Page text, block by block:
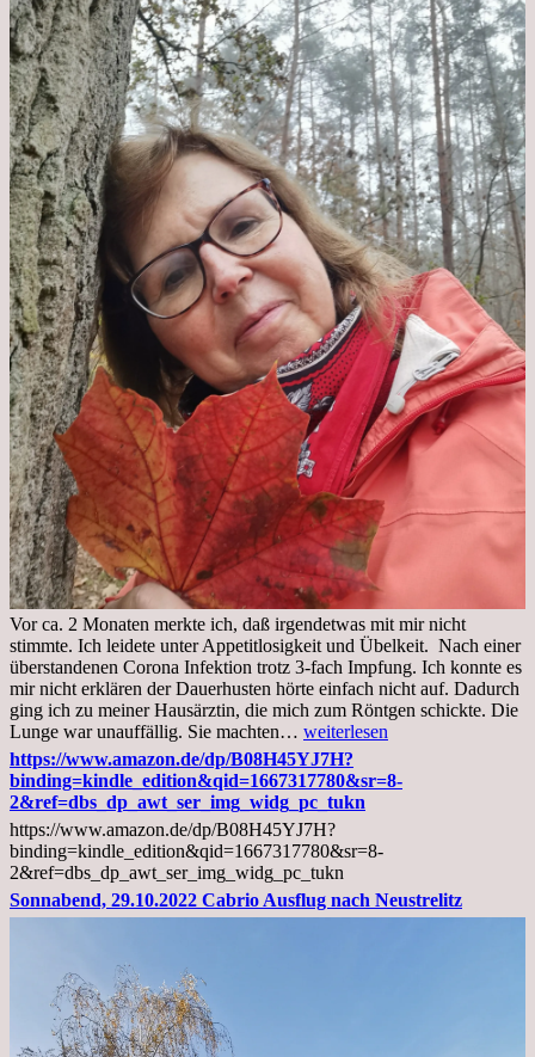
Vor ca. 2 Monaten merkte ich, daß irgendetwas mit mir nicht
stimmte. Ich leidete unter Appetitlosigkeit und Übelkeit. Nach einer
überstandenen Corona Infektion trotz 3-fach Impfung. Ich konnte es
mir nicht erklären der Dauerhusten hörte einfach nicht auf. Dadurch
ging ich zu meiner Hausärztin, die mich zum Röntgen schickte. Die
Lunge war unauffällig. Sie machten… Mittwoch,
02.11.2022,
Arztgespräch
und
Diagnose
Lebermetastasen
weiterlesen
https://www.amazon.de/dp/B08H45YJ7H?
binding=kindle_edition&qid=1667317780&sr=8-
2&ref=dbs_dp_awt_ser_img_widg_pc_tukn
https://www.amazon.de/dp/B08H45YJ7H?
binding=kindle_edition&qid=1667317780&sr=8-
2&ref=dbs_dp_awt_ser_img_widg_pc_tukn
Sonnabend, 29.10.2022 Cabrio Ausflug nach Neustrelitz